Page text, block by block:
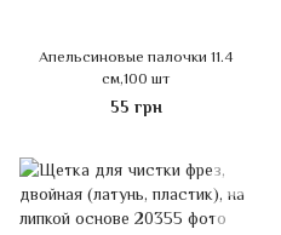
Апельсиновые палочки 11.4
см,100 шт
55 грн